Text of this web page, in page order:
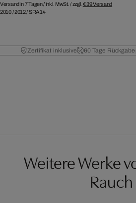
Versand in 7 Tagen /inkl. MwSt. / zzgl. € 39Versand
2010/2012/SRA14
Zertifikat inklusive 60 Tage Rückgabe
Weitere Werke
Rauch